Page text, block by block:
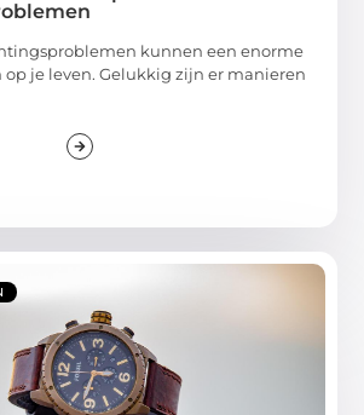
kunnen een enorme
je leven. Gelukkig zijn er manieren